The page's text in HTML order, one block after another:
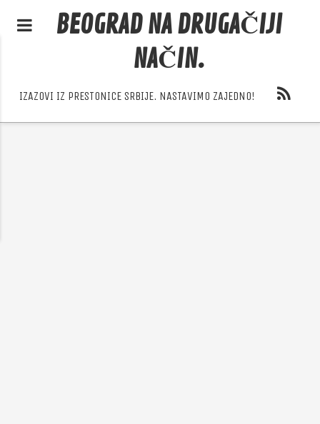
BEOGRAD NA DRUGAČIJI
NAČIN.
IZAZOVI IZ PRESTONICE SRBIJE. NASTAVIMO ZAJEDNO!